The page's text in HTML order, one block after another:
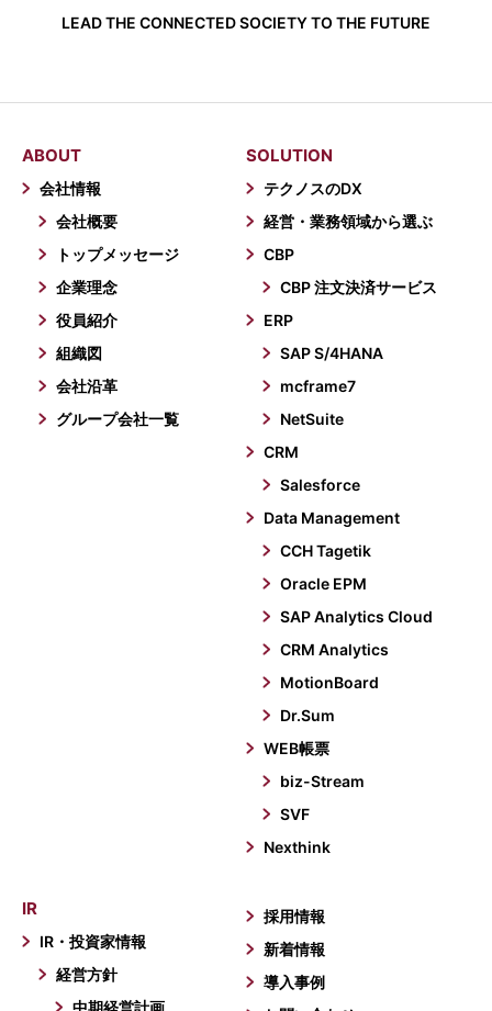
LEAD THE CONNECTED SOCIETY TO THE FUTURE
ABOUT
会社情報
会社概要
トップメッセージ
企業理念
役員紹介
組織図
会社沿革
グループ会社一覧
SOLUTION
テクノスのDX
経営・業務領域から選ぶ
CBP
CBP 注文決済サービス
ERP
SAP S/4HANA
mcframe7
NetSuite
CRM
Salesforce
Data Management
CCH Tagetik
Oracle EPM
SAP Analytics Cloud
CRM Analytics
MotionBoard
Dr.Sum
WEB帳票
biz-Stream
SVF
Nexthink
IR
IR・投資家情報
経営方針
採用情報
新着情報
導入事例